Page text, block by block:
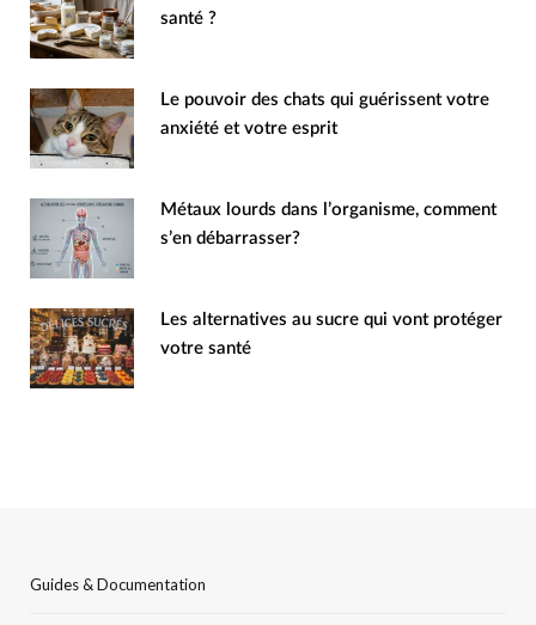
santé ?
Le pouvoir des chats qui guérissent votre
anxiété et votre esprit
Métaux lourds dans l’organisme, comment
s’en débarrasser?
Les alternatives au sucre qui vont protéger
votre santé
Guides & Documentation